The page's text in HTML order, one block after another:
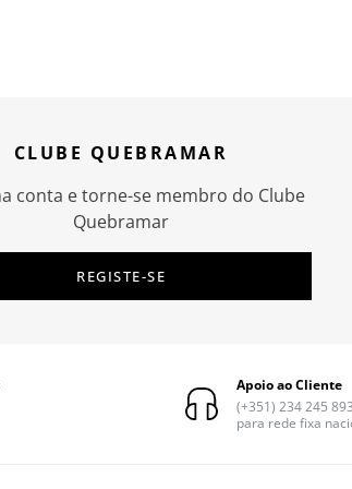
CLUBE QUEBRAMAR
conta e torne-se membro do Clube
Quebramar
REGISTE-SE
Apoio ao Cliente
(+351) 234 245
para rede fixa